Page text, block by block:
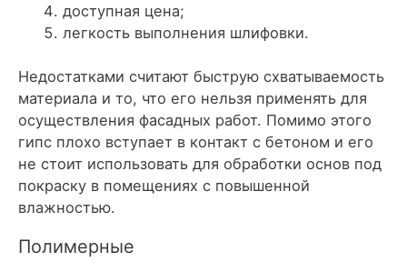
доступная цена;
легкость выполнения шлифовки.
Недостатками считают быструю схватываемость
материала и то, что его нельзя применять для
осуществления фасадных работ. Помимо этого
гипс плохо вступает в контакт с бетоном и его
не стоит использовать для обработки основ под
покраску в помещениях с повышенной
влажностью.
Полимерные